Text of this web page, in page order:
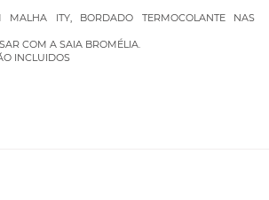
MALHA ITY, BORDADO TERMOCOLANTE NAS
COM A SAIA BROMÉLIA.
INCLUIDOS